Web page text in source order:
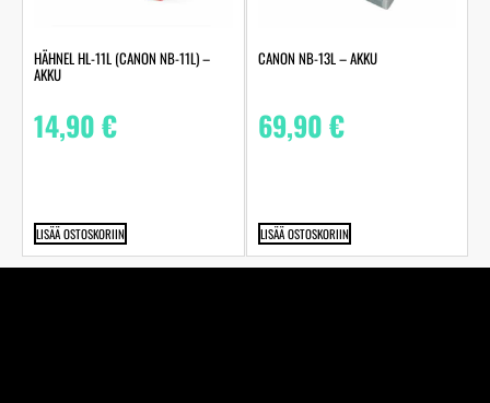
HÄHNEL HL-11L (CANON NB-11L) –
AKKU
14,90€
LISÄÄ OSTOSKORIIN
CANON NB-13L – AKKU
69,90€
LISÄÄ OSTOSKORIIN